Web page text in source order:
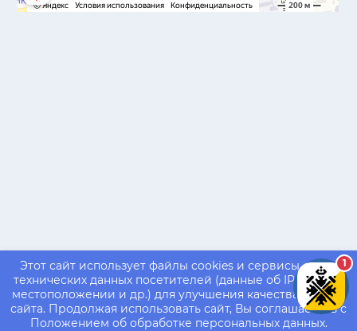
Этот сайт использует файлы cookies и сервисы сбора
технических данных посетителей (данные об IP-адресе,
местоположении и др.) для улучшения качества работы
сайта. Продолжая использовать сайт, Вы соглашаетесь с
Положением об обработке персональных данных.
1